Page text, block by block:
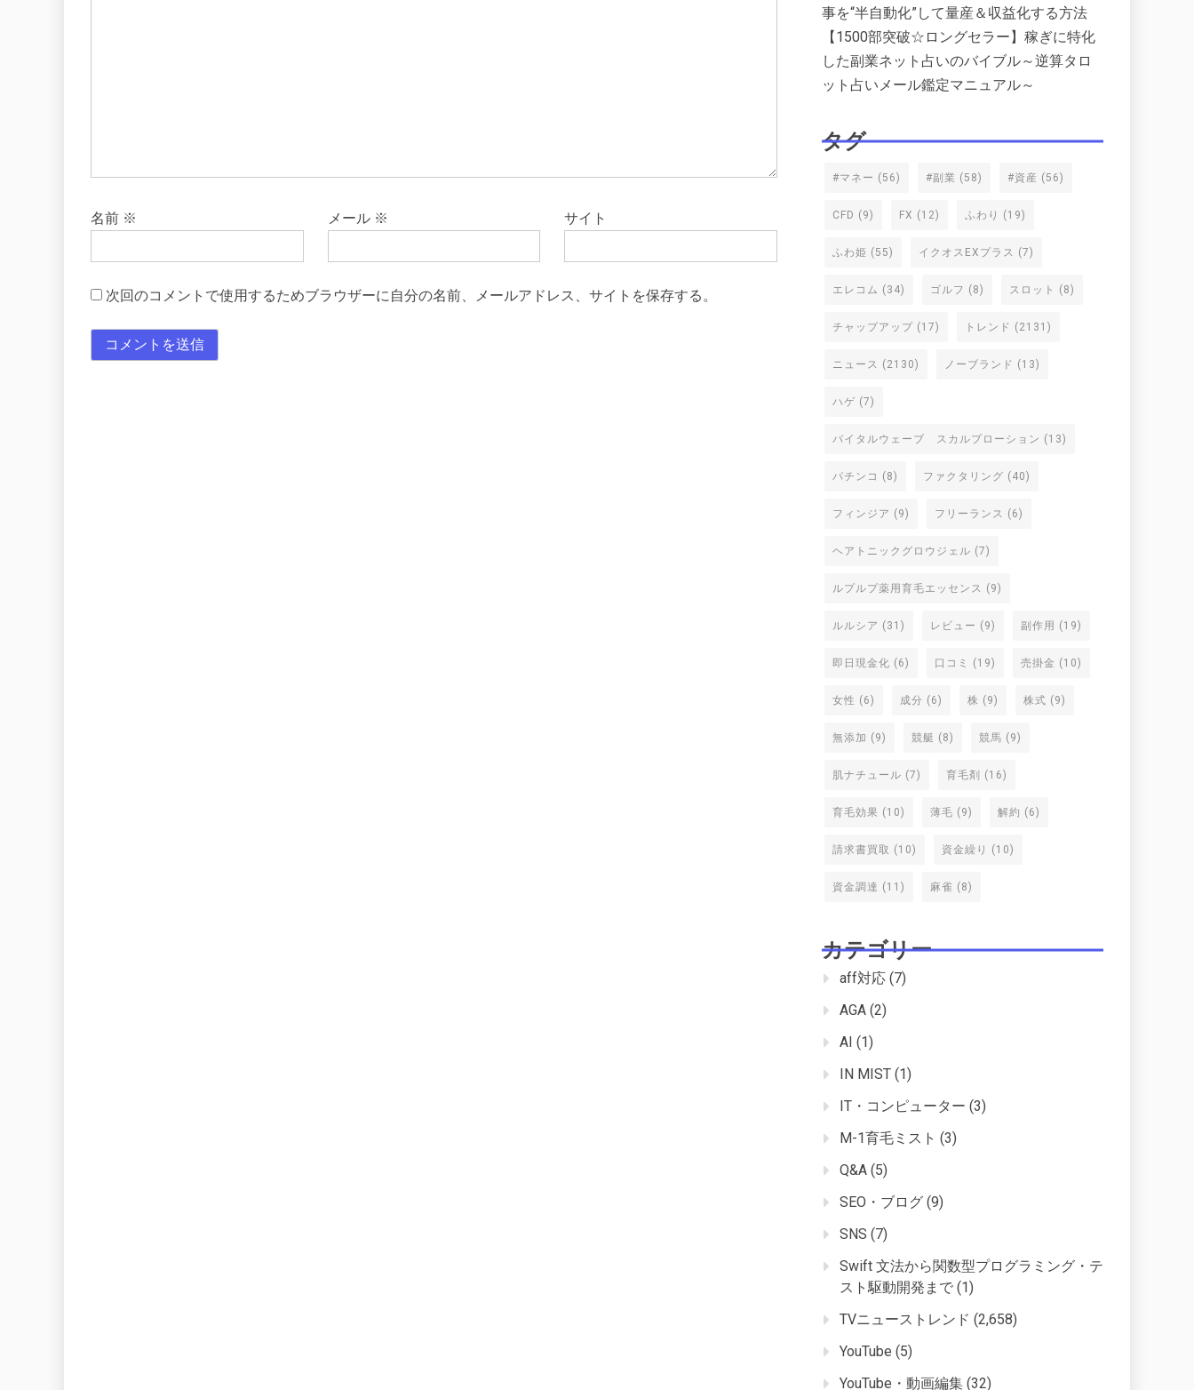
名前 ※ メール ※ サイト
次回のコメントで使用するためブラウザーに自分の名前、メールアドレス、サイトを保存する。
事を“半自動化”して量産＆収益化する方法
【1500部突破☆ロングセラー】稼ぎに特化
した副業ネット占いのバイブル～逆算タロ
ット占いメール鑑定マニュアル～
タグ
#マネー (56) #副業 (58) #資産 (56)
CFD (9) FX (12) ふわり (19)
ふわ姫 (55) イクオスEXプラス (7)
エレコム (34) ゴルフ (8) スロット (8)
チャップアップ (17) トレンド (2131)
ニュース (2130) ノーブランド (13)
ハゲ (7)
バイタルウェーブ スカルプローション (13)
パチンコ (8) ファクタリング (40)
フィンジア (9) フリーランス (6)
ヘアトニックグロウジェル (7)
ルプルプ薬用育毛エッセンス (9)
ルルシア (31) レビュー (9) 副作用 (19)
即日現金化 (6) 口コミ (19) 売掛金 (10)
女性 (6) 成分 (6) 株 (9) 株式 (9)
無添加 (9) 競艇 (8) 競馬 (9)
肌ナチュール (7) 育毛剤 (16)
育毛効果 (10) 薄毛 (9) 解約 (6)
請求書買取 (10) 資金繰り (10)
資金調達 (11) 麻雀 (8)
カテゴリー
aff対応 (7)
AGA (2)
AI (1)
IN MIST (1)
IT・コンピューター (3)
M-1育毛ミスト (3)
Q&A (5)
SEO・ブログ (9)
SNS (7)
Swift 文法から関数型プログラミング・テ
スト駆動開発まで (1)
TVニューストレンド (2,658)
YouTube (5)
YouTube・動画編集 (32)